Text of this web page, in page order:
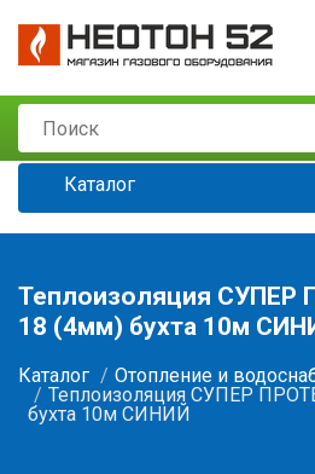
Каталог
Теплоизоляция СУПЕР
18 (4мм) бухта 10м
Каталог Отопление и
Теплоизоляция СУПЕР
бухта 10м СИНИЙ